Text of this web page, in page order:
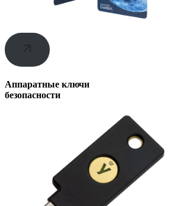
Аппаратные ключи
безопасности